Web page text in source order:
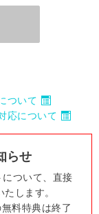
ついて
応について
らせ
ついて、直接
します。
料特典は終了